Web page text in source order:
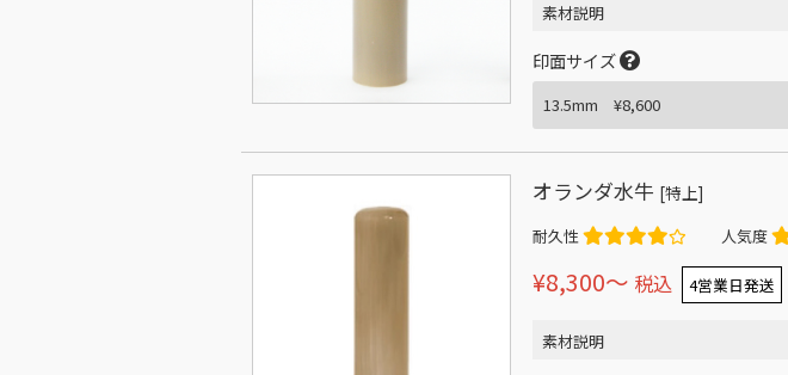
素材説明
印面サイズ
オランダ水牛 [特上]
耐久性 人気度
¥8,300〜 税込 4営業日発送
素材説明